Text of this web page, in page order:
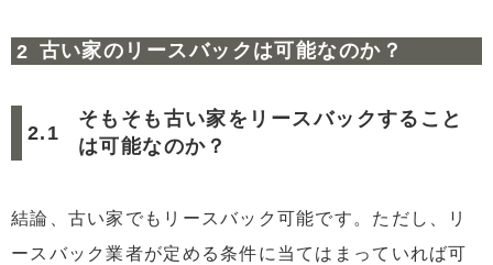
古い家のリースバックは可能なのか？
そもそも古い家をリースバックすること
は可能なのか？
結論、古い家でもリースバック可能です。ただし、リ
ースバック業者が定める条件に当てはまっていれば可